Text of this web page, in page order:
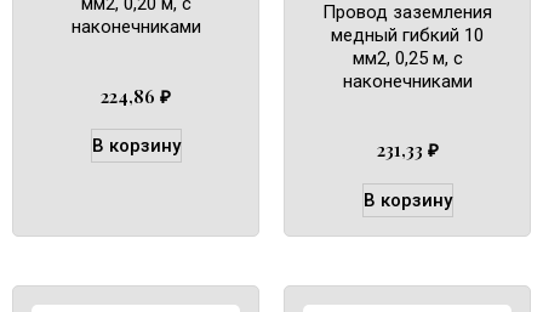
наконечниками
224,86 ₽
В корзину
Провод заземления
медный гибкий 10
мм2, 0,25 м, с
наконечниками
231,33 ₽
В корзину